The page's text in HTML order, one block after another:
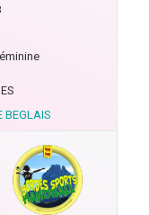
BEGLAIS